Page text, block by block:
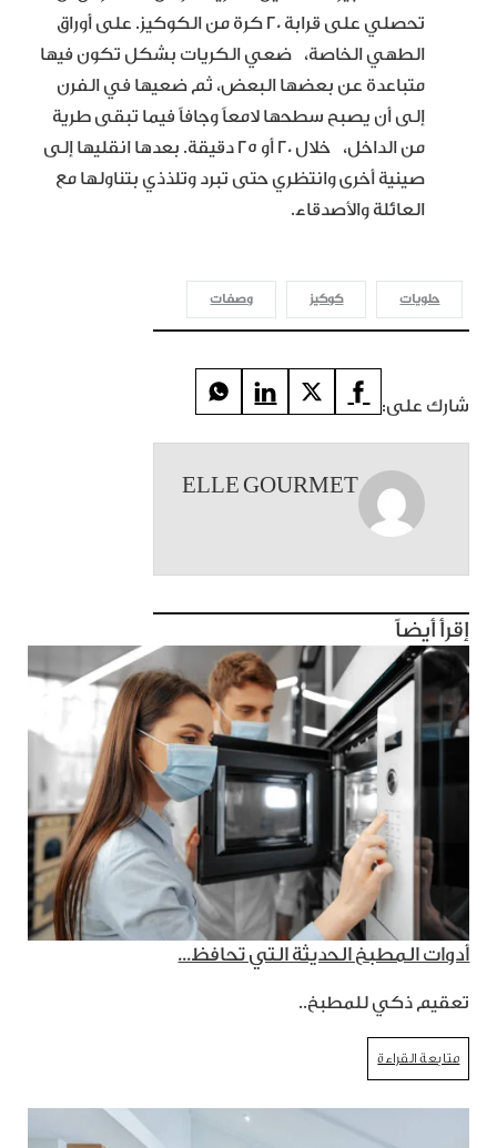
تحصلي على قرابة 20 كرة من الكوكيز. على أوراق
الطهي الخاصة، ضعي الكريات بشكل تكون فيها
متباعدة عن بعضها البعض، ثم ضعيها في الفرن
إلى أن يصبح سطحها لامعاً وجافاً فيما تبقى طرية
من الداخل، خلال 20 أو 25 دقيقة. بعدها انقليها إلى
صينية أخرى وانتظري حتى تبرد وتلذذي بتناولها مع
العائلة والأصدقاء.
حلويات كوكيز وصفات
شارك على:
ELLE GOURMET
إقرأ أيضاً
أدوات المطبخ الحديثة التي تحافظ...
تعقيم ذكي للمطبخ..
متابعة القراءة